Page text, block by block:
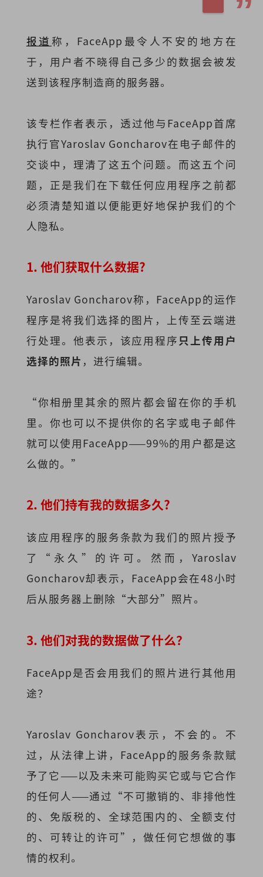
报道 称，FaceApp最令人不安的地方在
于，用户者不晓得自己多少的数据会被发
送到该程序制造商的服务器。
该专栏作者表示，透过他与FaceApp首席
执行官Yaroslav Goncharov在电子邮件的
交谈中，理清了这五个问题。而这五个问
题，正是我们在下载任何应用程序之前都
必须清楚知道以便能更好地保护我们的个
人隐私。
1. 他们获取什么数据?
Yaroslav Goncharov称，FaceApp的运作
程序是将我们选择的图片，上传至云端进
行处理。他表示，该应用程序 只上传用户
选择的照片 ，进行编辑。
“你相册里其余的照片都会留在你的手机
里。你也可以不提供你的名字或电子邮件
就可以使用FaceApp——99%的用户都是这
么做的。”
2. 他们持有我的数据多久?
该应用程序的服务条款为我们的照片授予
了“永久”的许可。然而，Yaroslav
Goncharov却表示，FaceApp会在48小时
后从服务器上删除“大部分”照片。
3. 他们对我的数据做了什么？
FaceApp是否会用我们的照片进行其他用
途？
Yaroslav Goncharov表示，不会的。不
过，从法律上讲，FaceApp的服务条款赋
予了它——以及未来可能购买它或与它合作
的任何人——通过“不可撤销的、非排他性
的、免版税的、全球范围内的、全额支付
的、可转让的许可”，做任何它想做的事
情的权利。